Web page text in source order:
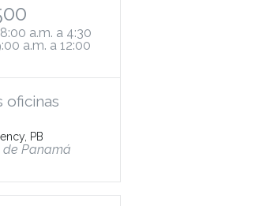
a.m. a 4:30
a.m. a 12:00
oficinas
PB
de Panamá